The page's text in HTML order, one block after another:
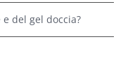
del gel doccia?